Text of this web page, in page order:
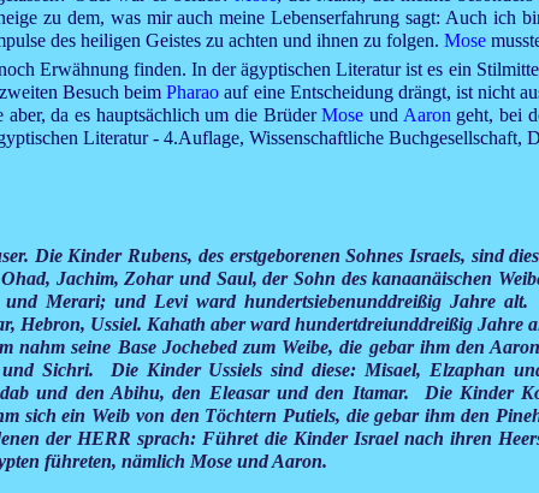
zu dem, was mir auch meine Lebenserfahrung sagt: Auch ich
des heiligen Geistes zu achten und ihnen zu folgen. Mose
Erwähnung finden. In der ägyptischen Literatur ist es ein
Besuch beimPharao auf eine Entscheidung drängt, ist nicht
da es hauptsächlich um die BrüderMose und Aaron geht, bei
Literatur - 4.Auflage, Wissenschaftliche Buchgesellschaft,
Die Kinder Rubens, des erstgeborenen Sohnes Israels, sind
Jachim, Zohar und Saul, der Sohn des kanaanäischen
Merari; und Levi ward hundertsiebenunddreißig Jahre
Hebron, Ussiel. Kahath aber ward hundertdreiunddreißig
seine Base Jochebed zum Weibe, die gebar ihm den
Sichri. Die Kinder Ussiels sind diese: Misael, Elzaphan
und den Abihu, den Eleasar und den Itamar. Die Kinder
sich ein Weib von den Töchtern Putiels, die gebar ihm den
der HERR sprach: Führet die Kinder Israel nach ihren
führeten, nämlich Mose und Aaron.